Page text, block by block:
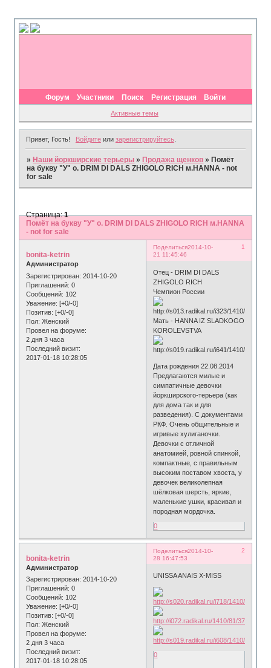
Форум Участники Поиск Регистрация Войти
Активные темы
Привет, Гость! Войдитеили зарегистрируйтесь.
» Наши йоркширские терьеры » Продажа щенков » Помёт
на букву "У" о. DRIM DI DALS ZHIGOLO RICH м.HANNA - not
for sale
Помёт на букву "У" о. DRIM DI DALS ZHIGOLO RICH м.HANNA
- not for sale
Страница:1
Поделиться 1
2014-10-
21 11:45:46
bonita-ketrin
Администратор
Зарегистрирован: 2014-10-20
Приглашений: 0
Сообщений: 102
Уважение: [+0/-0]
Позитив: [+0/-0]
Пол: Женский
Провел на форуме:
2 дня 3 часа
Последний визит:
2017-01-18 10:28:05
Отец - DRIM DI DALS
ZHIGOLO RICH
Чемпион России
Мать - HANNA IZ SLADKOGO
KOROLEVSTVA
Дата рождения 22.08.2014
Предлагаются милые и
симпатичные девочки
йоркширского-терьера (как
для дома так и для
разведения). C документами
РКФ. Очень общительные и
игривые хулиганочки.
Девочки с отличной
анатомией, ровной спинкой,
компактные, с правильным
высоким поставом хвоста, у
девочек великолепная
шёлковая шерсть, яркие,
маленькие ушки, красивая и
породная мордочка.
0
Поделиться 2
2014-10-
28 16:47:53
bonita-ketrin
Администратор
Зарегистрирован: 2014-10-20
Приглашений: 0
Сообщений: 102
Уважение: [+0/-0]
Позитив: [+0/-0]
Пол: Женский
Провел на форуме:
2 дня 3 часа
Последний визит:
2017-01-18 10:28:05
UNISSA ANAIS Х-MISS
0